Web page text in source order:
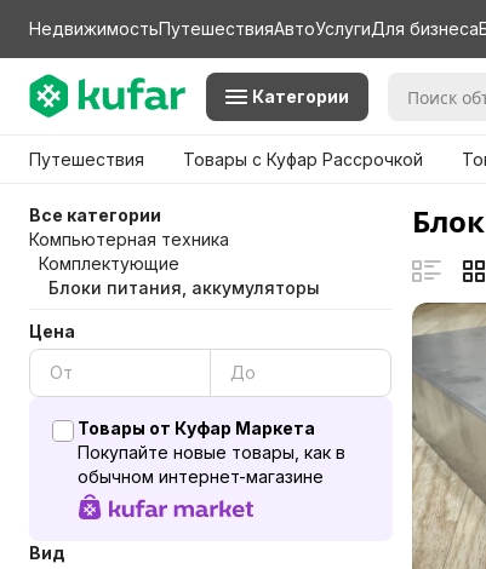
НедвижимостьПутешествияАвтоУслугиДля бизнеса
Категории
Путешествия Товары с Куфар Рассрочкой
Все категории
Компьютерная техника
Комплектующие
Блоки питания, аккумуляторы
Цена
Товары от Куфар Маркета
Покупайте новые товары, как в
обычном интернет-магазине
Вид